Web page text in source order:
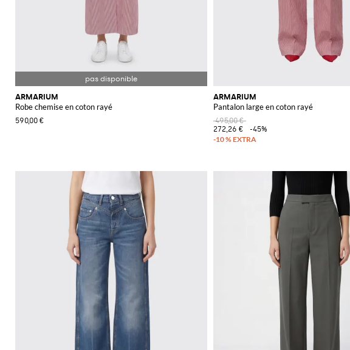
ARMARIUM
Robe chemise en coton rayé
590,00 €
ARMARIUM
Pantalon large en coton rayé
495,00 €
272,26 €
-45%